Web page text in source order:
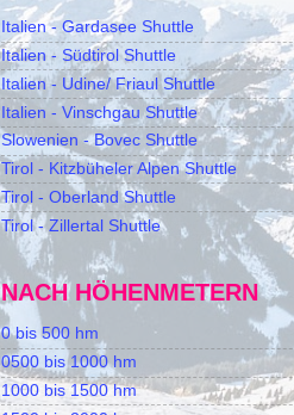
Italien - Gardasee Shuttle
Italien - Südtirol Shuttle
Italien - Udine/ Friaul Shuttle
Italien - Vinschgau Shuttle
Slowenien - Bovec Shuttle
Tirol - Kitzbüheler Alpen Shuttle
Tirol - Oberland Shuttle
Tirol - Zillertal Shuttle
NACH HÖHENMETERN
0 bis 500 hm
0500 bis 1000 hm
1000 bis 1500 hm